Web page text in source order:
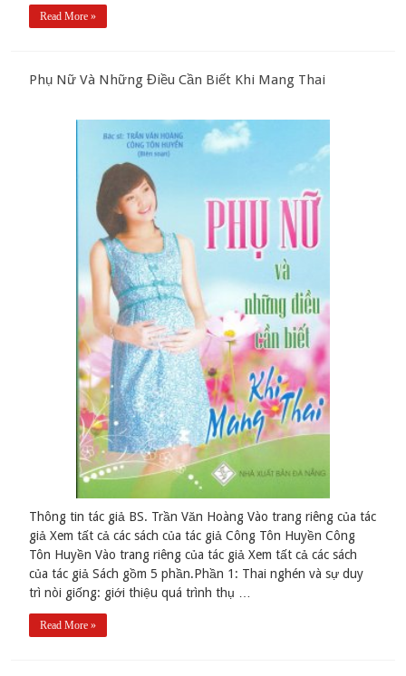
Read More »
Phụ Nữ Và Những Điều Cần Biết Khi Mang Thai
Thông tin tác giả BS. Trần Văn Hoàng Vào trang riêng của tác
giả Xem tất cả các sách của tác giả Công Tôn Huyền Công
Tôn Huyền Vào trang riêng của tác giả Xem tất cả các sách
của tác giả Sách gồm 5 phần.Phần 1: Thai nghén và sự duy
trì nòi giống: giới thiệu quá trình thụ …
Read More »